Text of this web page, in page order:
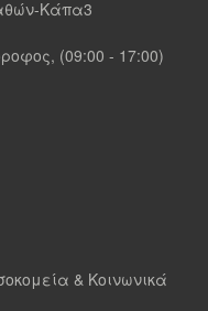
Κάπα3
(09:00 - 17:00)
& Κοινωνικά